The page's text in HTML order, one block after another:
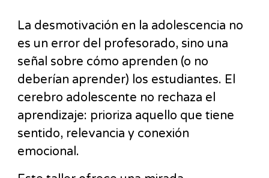
La desmotivación en la adolescencia no
es un error del profesorado, sino una
señal sobre cómo aprenden (o no
deberían aprender) los estudiantes. El
cerebro adolescente no rechaza el
aprendizaje: prioriza aquello que tiene
sentido, relevancia y conexión
emocional.